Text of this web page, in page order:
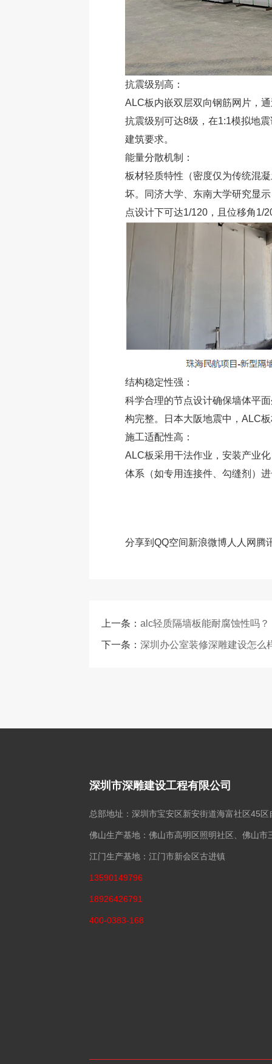
抗震级别高：
ALC板内嵌双层双向钢筋网片，
抗震级别可达8级，在1:1模拟地
建筑要求。
能量分散机制：
板材轻质特性（密度仅为传统混
坏。同济大学、东南大学研究显
点设计下可达1/120，且位移角1/
结构稳定性强：
科学合理的节点设计确保墙体平
构完整。日本大阪地震中，ALC
施工适配性高：
ALC板采用干法作业，安装产业
体系（如专用连接件、勾缝剂）
分享到QQ空间新浪微博 人人网 腾
上一条： alc轻质隔墙板能耐腐蚀性吗？
下一条： 深圳办公室装修深雕建设怎么
深圳市深雕建设工程有限公司
总部地址：深圳市宝安区新安街道海富社区45
佛山生产基地：佛山市高明区照明社区、佛山市
江门生产基地：江门市新会区古进镇
13590149796
18926426791
400-0383-168